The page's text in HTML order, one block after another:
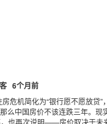
客 6个月前
机简化为“银行愿不愿放贷”
么中国房价不该连跌三年。现